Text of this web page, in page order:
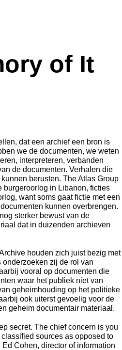
of It
dat een archief een bron is
we de documenten, we weten
interpreteren, verbanden
de documenten. Verhalen die
berusten. The Atlas Group
burgeroorlog in Libanon, ficties
want soms gaat fictie met een
kunnen overbrengen.
sterker bewust van de
dat in duizenden archieven
houden zich juist bezig met
zij de rol van
vooral op documenten die
waar het publiek niet van
geheimhouding op het politieke
ook uiterst gevoelig voor de
geheim documentair materiaal.
secret. The chief concern is you
sources as opposed to
Cohen, director of information